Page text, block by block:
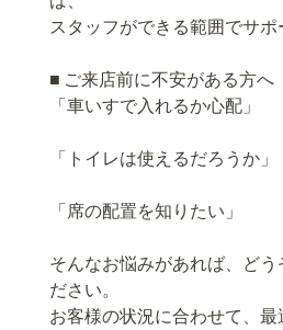
スタッフができる範囲でサポ
■ ご来店前に不安がある方へ
「車いすで入れるか心配」
「トイレは使えるだろうか」
「席の配置を知りたい」
そんなお悩みがあれば、どう
ださい。
お客様の状況に合わせて、